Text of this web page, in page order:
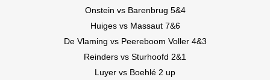
Onstein vs Barenbrug 5&4
Huiges vs Massaut 7&6
De Vlaming vs Peereboom Voller 4&3
Reinders vs Sturhoofd 2&1
Luyer vs Boehlé 2 up